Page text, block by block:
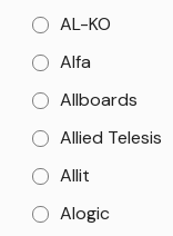
AL-KO
Alfa
Allboards
Allied Telesis
Allit
Alogic